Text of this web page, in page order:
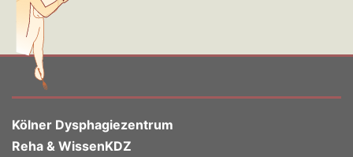
Kölner Dysphagiezentrum
Reha & WissenKDZ